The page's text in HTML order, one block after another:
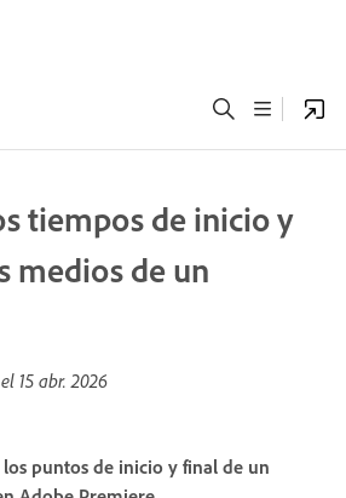
tiempos de inicio y
medios de un
15 abr. 2026
puntos de inicio y final de un